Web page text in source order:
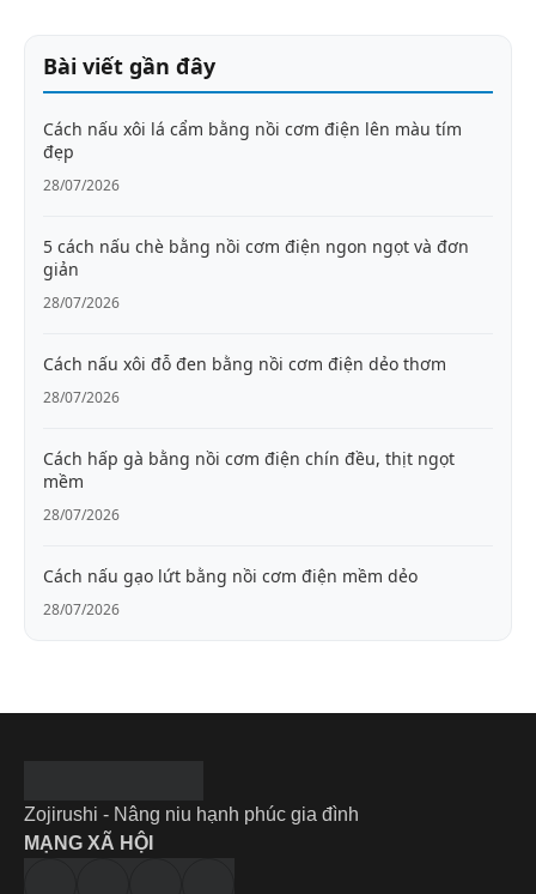
Bài viết gần đây
Cách nấu xôi lá cẩm bằng nồi cơm điện lên màu tím
đẹp
28/07/2026
5 cách nấu chè bằng nồi cơm điện ngon ngọt và đơn
giản
28/07/2026
Cách nấu xôi đỗ đen bằng nồi cơm điện dẻo thơm
28/07/2026
Cách hấp gà bằng nồi cơm điện chín đều, thịt ngọt
mềm
28/07/2026
Cách nấu gạo lứt bằng nồi cơm điện mềm dẻo
28/07/2026
Zojirushi - Nâng niu hạnh phúc gia đình
MẠNG XÃ HỘI